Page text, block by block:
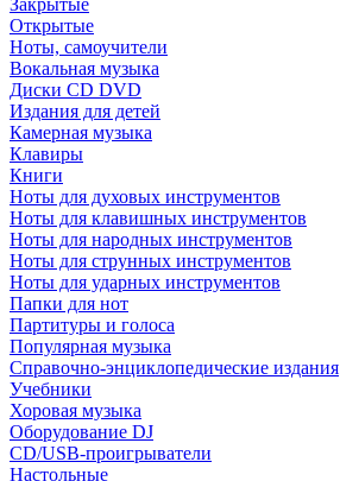
Закрытые
Открытые
Ноты, самоучители
Вокальная музыка
Диски CD DVD
Издания для детей
Камерная музыка
Клавиры
Книги
Ноты для духовых инструментов
Ноты для клавишных инструментов
Ноты для народных инструментов
Ноты для струнных инструментов
Ноты для ударных инструментов
Папки для нот
Партитуры и голоса
Популярная музыка
Справочно-энциклопедические издания
Учебники
Хоровая музыка
Оборудование DJ
CD/USB-проигрыватели
Настольные